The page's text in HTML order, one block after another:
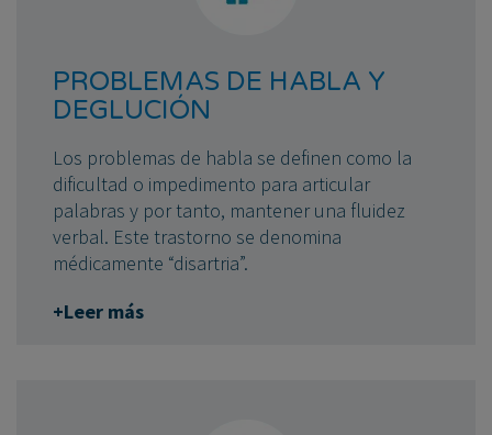
PROBLEMAS DE HABLA Y
DEGLUCIÓN
Los problemas de habla se definen como la
dificultad o impedimento para articular
palabras y por tanto, mantener una fluidez
verbal. Este trastorno se denomina
médicamente “disartria”.
+Leer más